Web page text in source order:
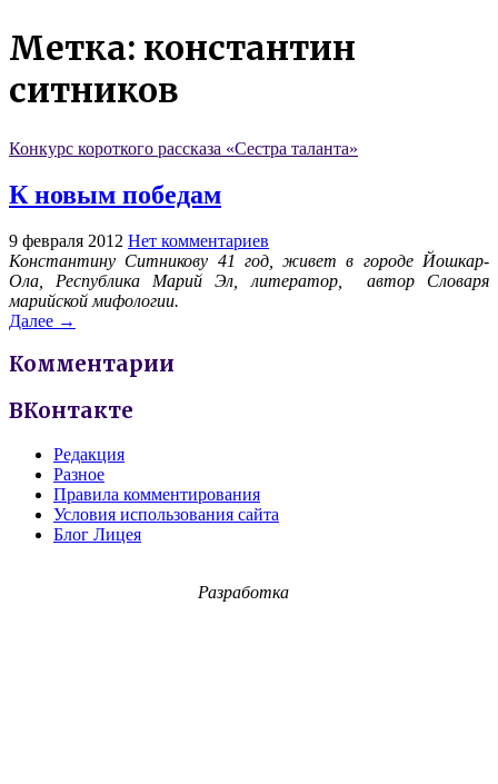
Метка: константин
ситников
Конкурс короткого рассказа «Сестра таланта»
К новым победам
9 февраля 2012 Нет комментариев
Константину Ситникову 41 год, живет в городе Йошкар-
Ола, Республика Марий Эл, литератор, автор Словаря
марийской мифологии.
Далее →
Комментарии
ВКонтакте
Редакция
Разное
Правила комментирования
Условия использования сайта
Блог Лицея
Разработка